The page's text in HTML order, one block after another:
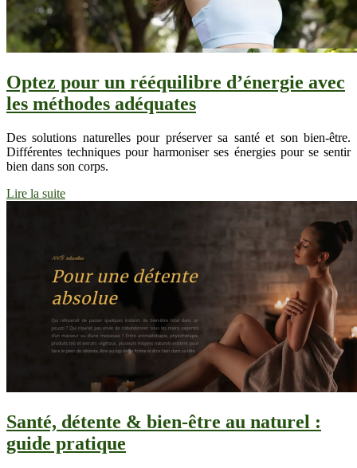
Optez pour un rééquilibre d’énergie avec
les méthodes adéquates
Des solutions naturelles pour préserver sa santé et son bien-être.
Différentes techniques pour harmoniser ses énergies pour se sentir
bien dans son corps.
Lire la suite
Santé, détente & bien-être au naturel :
guide pratique